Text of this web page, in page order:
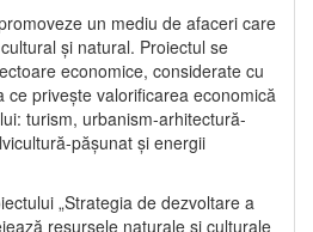
un mediu de afaceri care
și natural. Proiectul se
economice, considerate cu
privește valorificarea economică
turism, urbanism-arhitectură-
pășunat și energii
„Strategia de dezvoltare a
resursele naturale și culturale